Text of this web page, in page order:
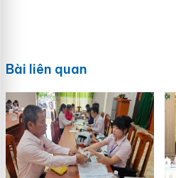
Bài liên quan